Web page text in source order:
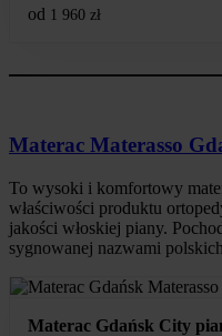
od 1 960 zł
Materac Materasso
To wysoki i komfortowy
właściwości produktu
jakości włoskiej piany.
sygnowanej nazwami
Materac Gdańsk City